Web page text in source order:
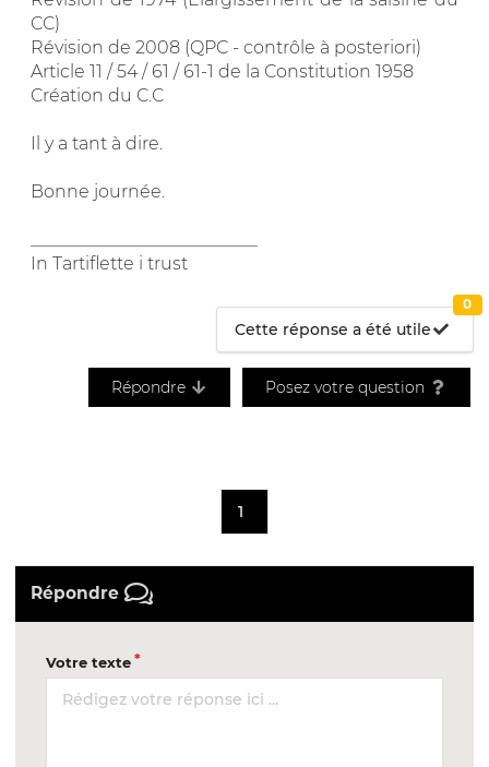
CC)
Révision de 2008 (QPC - contrôle à posteriori)
Article 11 / 54 / 61 / 61-1 de la Constitution 1958
Création du C.C
Il y a tant à dire.
Bonne journée.
In Tartiflette i trust
Cette réponse a été utile
0
Répondre Posez votre question
1
Répondre
Votre texte